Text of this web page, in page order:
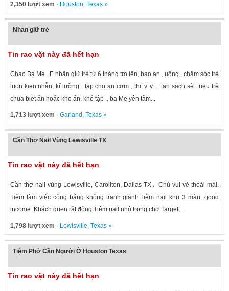
2,350 lượt xem · Houston, Texas»
Nhan giữ trẻ
Tin rao vặt này đã hết hạn
Chao Ba Me . E nhận giữ trẻ từ 6 tháng tro lên, bao an , uống , chăm sóc trẻ
luon kien nhẫn, kĩ lưỡng , tap cho an cơm , thịt v..v …tan sạch sẽ . neu trẻ
chua biet ăn hoặc kho ăn, khó tập .. ba Me yên tâm...
1,713 lượt xem · Garland , Texas»
Cần Thợ Nail Vùng Lewisville TX
Tin rao vặt này đã hết hạn
Cần thợ nail vùng Lewisville, Carollton, Dallas TX . Chủ vui vẻ thoải mái.
Tiệm làm việc công bằng không tranh giành.Tiệm nail khu 3 màu, good
income. Khách quen rất đông.Tiệm nail nhỏ trong chợ Target,...
1,798 lượt xem · Lewisville, Texas»
Tiệm Phở Cần Người Ở Houston Texas
Tin rao vặt này đã hết hạn